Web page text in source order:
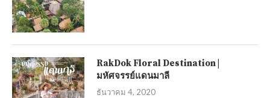
RakDok Floral Destination |
มหัศจรรย์แดนมาลี
ธันวาคม 4, 2020